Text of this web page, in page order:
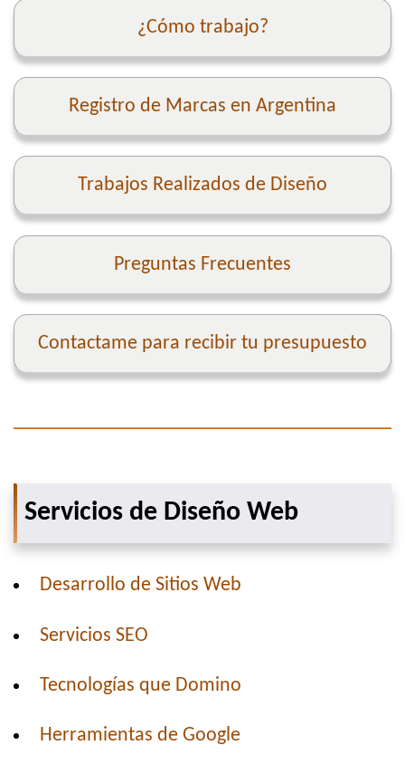
¿Cómo trabajo?
Registro de Marcas en Argentina
Trabajos Realizados de Diseño
Preguntas Frecuentes
Contactame para recibir tu presupuesto
Servicios de Diseño Web
Desarrollo de Sitios Web
Servicios SEO
Tecnologías que Domino
Herramientas de Google